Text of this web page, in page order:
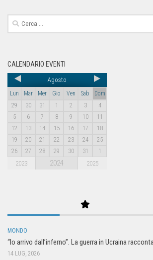
CALENDARIO EVENTI
Agosto
Lun Mar Mer Gio Ven Sab
Dom
29
30 31 1 2 3
4
5
6 7 8 9 10
11
12
13 14 15 16 17
18
19
20 21 22 23 24
25
26
27 28 29 30 31 1
2023 2024 2025
MONDO
“Io arrivo dall’inferno”. La guerra in Ucraina
14 LUG, 2026